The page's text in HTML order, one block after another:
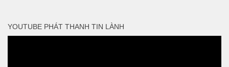
YOUTUBE PHÁT THANH TIN LÀNH